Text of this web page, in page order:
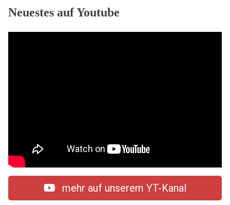
Neuestes auf Youtube
mehr auf unserem YT-Kanal